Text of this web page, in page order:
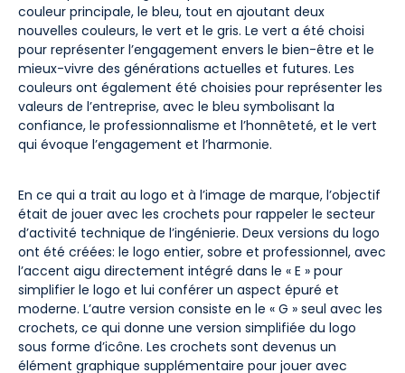
couleur principale, le bleu, tout en ajoutant deux
nouvelles couleurs, le vert et le gris. Le vert a été choisi
pour représenter l’engagement envers le bien-être et le
mieux-vivre des générations actuelles et futures. Les
couleurs ont également été choisies pour représenter les
valeurs de l’entreprise, avec le bleu symbolisant la
confiance, le professionnalisme et l’honnêteté, et le vert
qui évoque l’engagement et l’harmonie.
En ce qui a trait au logo et à l’image de marque, l’objectif
était de jouer avec les crochets pour rappeler le secteur
d’activité technique de l’ingénierie. Deux versions du logo
ont été créées: le logo entier, sobre et professionnel, avec
l’accent aigu directement intégré dans le « E » pour
simplifier le logo et lui conférer un aspect épuré et
moderne. L’autre version consiste en le « G » seul avec les
crochets, ce qui donne une version simplifiée du logo
sous forme d’icône. Les crochets sont devenus un
élément graphique supplémentaire pour jouer avec